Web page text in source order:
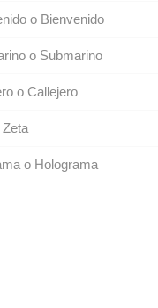
o Bienvenido
o Submarino
o Callejero
o Holograma